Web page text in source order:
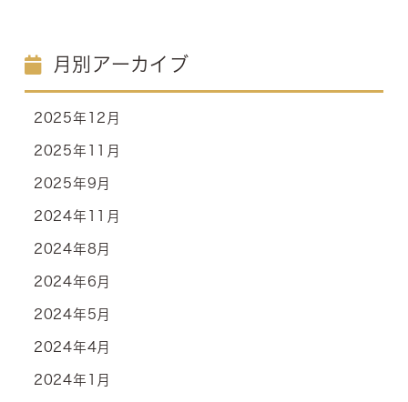
月別アーカイブ
2025年12月
2025年11月
2025年9月
2024年11月
2024年8月
2024年6月
2024年5月
2024年4月
2024年1月